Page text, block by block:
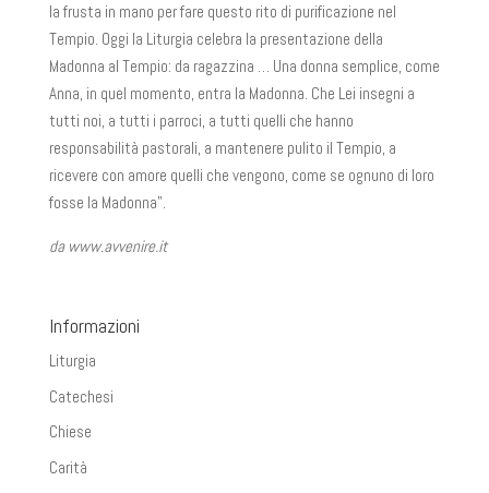
la frusta in mano per fare questo rito di purificazione nel
Tempio. Oggi la Liturgia celebra la presentazione della
Madonna al Tempio: da ragazzina … Una donna semplice, come
Anna, in quel momento, entra la Madonna. Che Lei insegni a
tutti noi, a tutti i parroci, a tutti quelli che hanno
responsabilità pastorali, a mantenere pulito il Tempio, a
ricevere con amore quelli che vengono, come se ognuno di loro
fosse la Madonna”.
da www.avvenire.it
Informazioni
Liturgia
Catechesi
Chiese
Carità